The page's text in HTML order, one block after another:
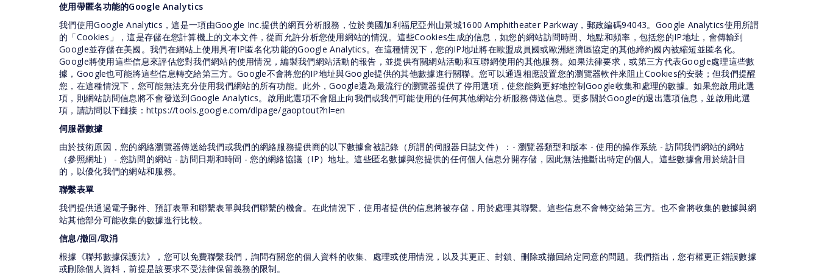
使用帶匿名功能的Google Analytics
我們使用Google Analytics，這是一項由Google Inc.提供的網頁分析服務，位於美國加利福尼亞州山景城1600 Amphitheater Parkway，郵政編碼94043。Google Analytics使用所謂
的「Cookies」，這是存儲在您計算機上的文本文件，從而允許分析您使用網站的情況。這些Cookies生成的信息，如您的網站訪問時間、地點和頻率，包括您的IP地址，會傳輸到
Google並存儲在美國。我們在網站上使用具有IP匿名化功能的Google Analytics。在這種情況下，您的IP地址將在歐盟成員國或歐洲經濟區協定的其他締約國內被縮短並匿名化。
Google將使用這些信息來評估您對我們網站的使用情況，編製我們網站活動的報告，並提供有關網站活動和互聯網使用的其他服務。如果法律要求，或第三方代表Google處理這些數
據，Google也可能將這些信息轉交給第三方。Google不會將您的IP地址與Google提供的其他數據進行關聯。您可以通過相應設置您的瀏覽器軟件來阻止Cookies的安裝；但我們提醒
您，在這種情況下，您可能無法充分使用我們網站的所有功能。此外，Google還為最流行的瀏覽器提供了停用選項，使您能夠更好地控制Google收集和處理的數據。如果您啟用此選
項，則網站訪問信息將不會發送到Google Analytics。啟用此選項不會阻止向我們或我們可能使用的任何其他網站分析服務傳送信息。更多關於Google的退出選項信息，並啟用此選
項，請訪問以下鏈接：https://tools.google.com/dlpage/gaoptout?hl=en
伺服器數據
由於技術原因，您的網絡瀏覽器傳送給我們或我們的網絡服務提供商的以下數據會被記錄（所謂的伺服器日誌文件）：- 瀏覽器類型和版本 - 使用的操作系統 - 訪問我們網站的網站
（參照網址） - 您訪問的網站 - 訪問日期和時間 - 您的網絡協議（IP）地址。這些匿名數據與您提供的任何個人信息分開存儲，因此無法推斷出特定的個人。這些數據會用於統計目
的，以優化我們的網站和服務。
聯繫表單
我們提供通過電子郵件、預訂表單和聯繫表單與我們聯繫的機會。在此情況下，使用者提供的信息將被存儲，用於處理其聯繫。這些信息不會轉交給第三方。也不會將收集的數據與網
站其他部分可能收集的數據進行比較。
信息/撤回/取消
根據《聯邦數據保護法》，您可以免費聯繫我們，詢問有關您的個人資料的收集、處理或使用情況，以及其更正、封鎖、刪除或撤回給定同意的問題。我們指出，您有權更正錯誤數據
或刪除個人資料，前提是該要求不受法律保留義務的限制。